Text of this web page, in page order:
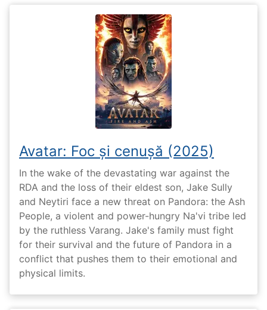
Avatar: Foc și cenușă (2025)
In the wake of the devastating war against the
RDA and the loss of their eldest son, Jake Sully
and Neytiri face a new threat on Pandora: the Ash
People, a violent and power-hungry Na'vi tribe led
by the ruthless Varang. Jake's family must fight
for their survival and the future of Pandora in a
conflict that pushes them to their emotional and
physical limits.